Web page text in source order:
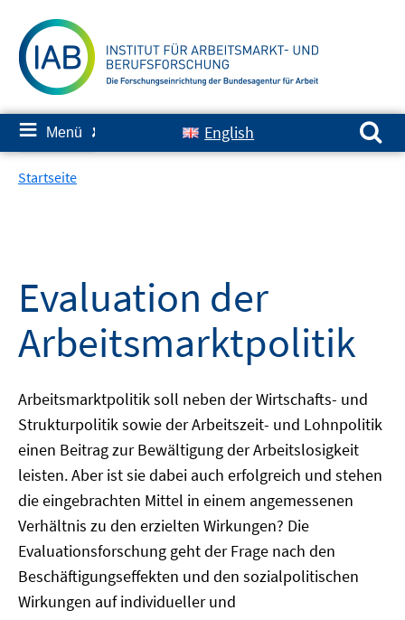
zum
Inhalt
≡ Menü ✘ English
Suchen nach:
Startseite
Evaluation der
Arbeitsmarktpolitik
Arbeitsmarktpolitik soll neben der Wirtschafts- und
Strukturpolitik sowie der Arbeitszeit- und Lohnpolitik
einen Beitrag zur Bewältigung der Arbeitslosigkeit
leisten. Aber ist sie dabei auch erfolgreich und stehen
die eingebrachten Mittel in einem angemessenen
Verhältnis zu den erzielten Wirkungen? Die
Evaluationsforschung geht der Frage nach den
Beschäftigungseffekten und den sozialpolitischen
Wirkungen auf individueller und